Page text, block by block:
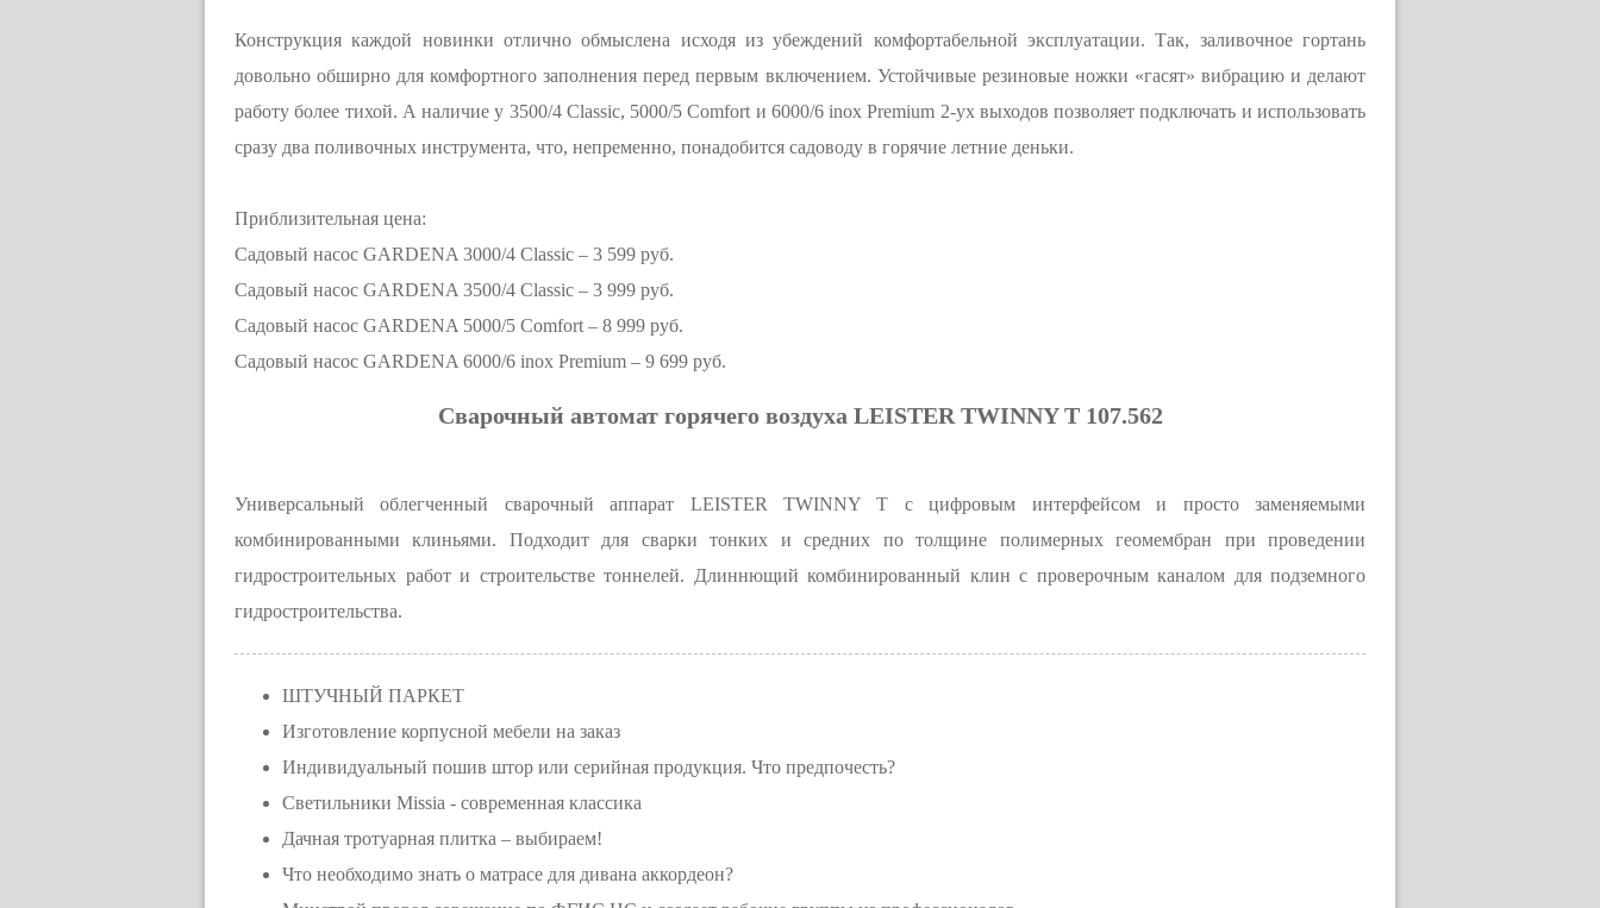
Конструкция каждой новинки отлично обмыслена исходя из убеждений комфортабельной эксплуатации. Так, заливочное гортань
довольно обширно для комфортного заполнения перед первым включением. Устойчивые резиновые ножки «гасят» вибрацию и делают
работу более тихой. А наличие у 3500/4 Classic, 5000/5 Comfort и 6000/6 inox Premium 2-ух выходов позволяет подключать и использовать
сразу два поливочных инструмента, что, непременно, понадобится садоводу в горячие летние деньки.
Приблизительная цена:
Садовый насос GARDENA 3000/4 Classic – 3 599 руб.
Садовый насос GARDENA 3500/4 Classic – 3 999 руб.
Садовый насос GARDENA 5000/5 Comfort – 8 999 руб.
Садовый насос GARDENA 6000/6 inox Premium – 9 699 руб.
Сварочный автомат горячего воздуха LEISTER TWINNY T 107.562
Универсальный облегченный сварочный аппарат LEISTER TWINNY T с цифровым интерфейсом и просто заменяемыми
комбинированными клиньями. Подходит для сварки тонких и средних по толщине полимерных геомембран при проведении
гидростроительных работ и строительстве тоннелей. Длиннющий комбинированный клин с проверочным каналом для подземного
гидростроительства.
ШТУЧНЫЙ ПАРКЕТ
Изготовление корпусной мебели на заказ
Индивидуальный пошив штор или серийная продукция. Что предпочесть?
Светильники Missia - современная классика
Дачная тротуарная плитка – выбираем!
Что необходимо знать о матрасе для дивана аккордеон?